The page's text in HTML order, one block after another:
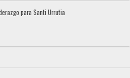
para Santi Urrutia